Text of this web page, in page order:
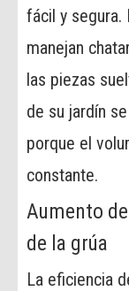
fácil y segura.
manejan
las piezas
de su jardín
porque el
constante.
Aumento
de la grúa
La eficiencia